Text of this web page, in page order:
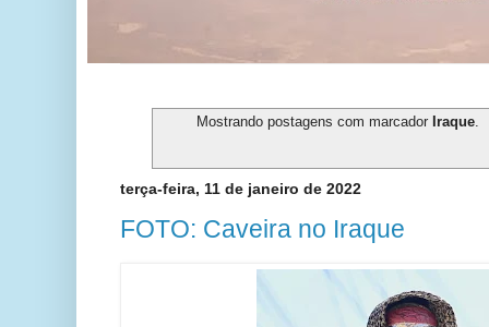
Mostrando postagens com marcador Iraque.
terça-feira, 11 de janeiro de 2022
FOTO: Caveira no Iraque